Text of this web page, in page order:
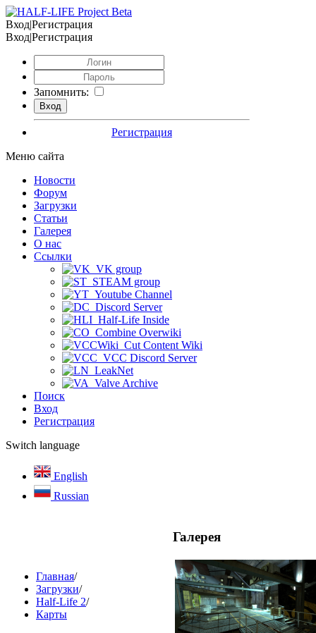
Вход|Регистрация
Вход|Регистрация
Запомнить:
Регистрация
Меню сайта
Новости
Форум
Загрузки
Статьи
Галерея
О нас
Ссылки
VK group
STEAM group
Youtube Channel
Discord Server
Half-Life Inside
Combine Overwiki
Cut Content Wiki
VCC Discord Server
LeakNet
Valve Archive
Поиск
Вход
Регистрация
Switch language
English
Russian
Главная/
Загрузки/
Half-Life 2/
Карты
Галерея